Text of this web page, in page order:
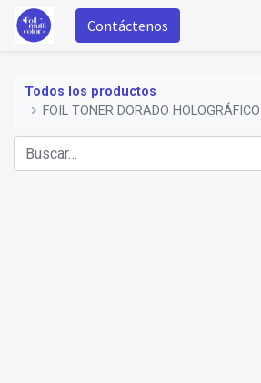
Contáctenos
Todos los productos
FOIL TONER DORADO